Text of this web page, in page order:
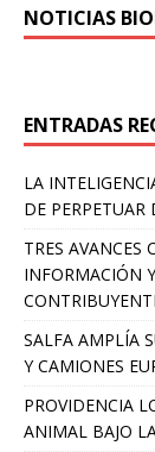
NOTICIAS
ENTRADAS
LA
DE PERPETUAR
TRES AVANCES
INFORMACIÓN
SALFA AMPLÍA
Y CAMIONES
PROVIDENCIA
ANIMAL BAJO